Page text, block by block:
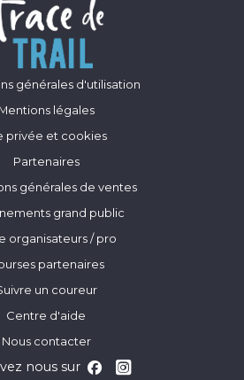
générales d'utilisation
Mentions légales
privée et cookies
Partenaires
générales de ventes
grand public
organisateurs / pro
partenaires
un coureur
Centre d'aide
Nous contacter
nous sur